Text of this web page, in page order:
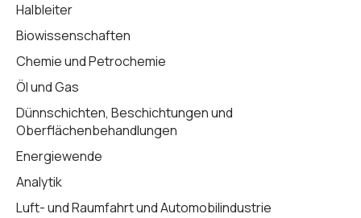
Halbleiter
Biowissenschaften
Chemie und Petrochemie
Öl und Gas
Dünnschichten, Beschichtungen und
Oberflächenbehandlungen
Energiewende
Analytik
Luft- und Raumfahrt und Automobilindustrie